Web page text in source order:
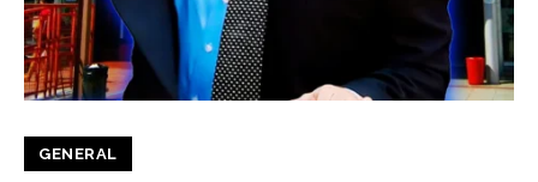
GENERAL